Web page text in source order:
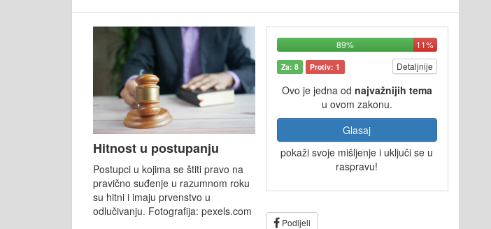
Hitnost u postupanju
Postupci u kojima se štiti pravo na
pravično suđenje u razumnom roku
su hitni i imaju prvenstvo u
odlučivanju. Fotografija: pexels.com
89% 11%
Za: 8 Protiv: 1 Detaljnije
Ovo je jedna od najvažnijih tema
u ovom zakonu.
Glasaj
pokaži svoje mišljenje i uključi se u
raspravu!
Podijeli